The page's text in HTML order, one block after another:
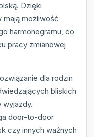
Dzięki
mają możliwość
harmonogramu, co
pracy zmianowej
dla rodzin
bliskich
wyjazdy.
door-to-door
czy innych ważnych